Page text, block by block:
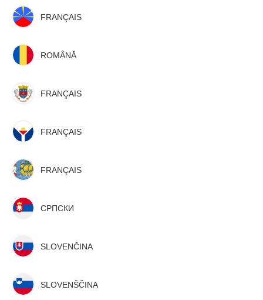
FRANÇAIS
ROMÂNĂ
FRANÇAIS
FRANÇAIS
FRANÇAIS
СРПСКИ
SLOVENČINA
SLOVENŠČINA